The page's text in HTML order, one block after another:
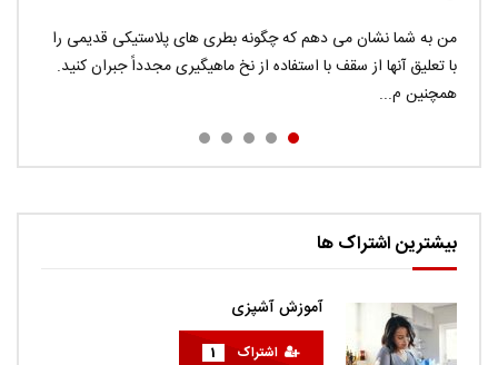
من به شما نشان می دهم که چگونه بطری های پلاستیکی قدیمی را
با تعلیق آنها از سقف با استفاده از نخ ماهیگیری مجدداً جبران کنید.
همچنین م...
Pellentesque vitae massa commodo, interdum turpis in,
pretium enim. Integer feugiat felis a justo aliquam, porta
euismod nunc volutp...
در این ویدیو می توانید ترفند های جاسوسی را در چند دقیقه ببینید.
اگر می خواهید راهی برای گرفتن اثر انگشت افراد داشته باشید ، به
راحتی...
Donec eros risus, auctor quis congue eu, viverra id
tellus. Sed ac ligula faucibus, consequat augue nec,
sodales diam. Cras quis met...
بیشترین اشتراک ها
آموزش آشپزی
اشتراک 1